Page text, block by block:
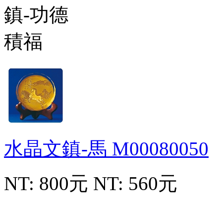
水晶文鎮-馬 M00080050
NT: 800元 NT: 560元